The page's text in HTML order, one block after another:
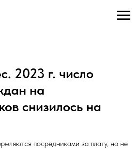
2023 г. число
на
снизилось на
посредниками за плату, но не